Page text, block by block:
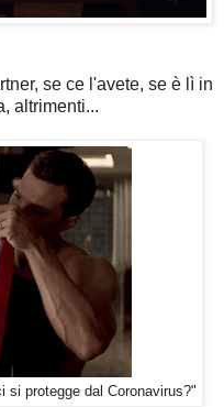
se ce l'avete, se è lì in
altrimenti...
protegge dal Coronavirus?"